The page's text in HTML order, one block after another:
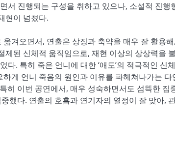
서 진행되는 구성을 취하고 있으나, 소설적 진행
현이 넘쳤다.
옮겨오면서, 연출은 상징과 축약을 매우 잘 활용해,
제된 신체적 움직임으로, 재현 이상의 상상력을
다. 특히 죽은 언니에 대한‘애도’의 적극적인 신
하게 언니 죽음의 원인과 이유를 파헤쳐나가는
특히 이번 공연에서, 매우 성숙하면서도 섬뜩한 집
했다. 연출의 호흡과 연기자의 열정이 잘 맞아,